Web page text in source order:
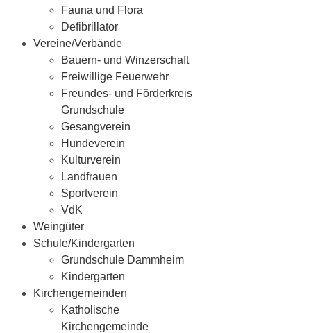
Fauna und Flora
Defibrillator
Vereine/Verbände
Bauern- und Winzerschaft
Freiwillige Feuerwehr
Freundes- und Förderkreis
Grundschule
Gesangverein
Hundeverein
Kulturverein
Landfrauen
Sportverein
VdK
Weingüter
Schule/Kindergarten
Grundschule Dammheim
Kindergarten
Kirchengemeinden
Katholische
Kirchengemeinde